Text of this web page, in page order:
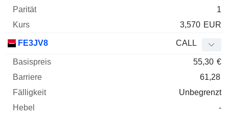
1
3,570 EUR
FE3JV8 CALL
55,30 €
61,28
Unbegrenzt
-